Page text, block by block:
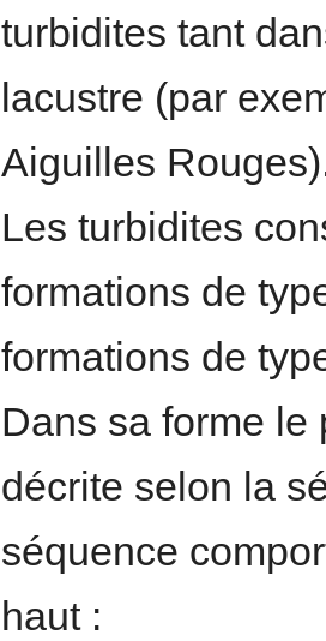
turbidites tant
lacustre (par
Aiguilles
Les turbidites
formations de
formations de
Dans sa forme le
décrite selon la
séquence
haut :